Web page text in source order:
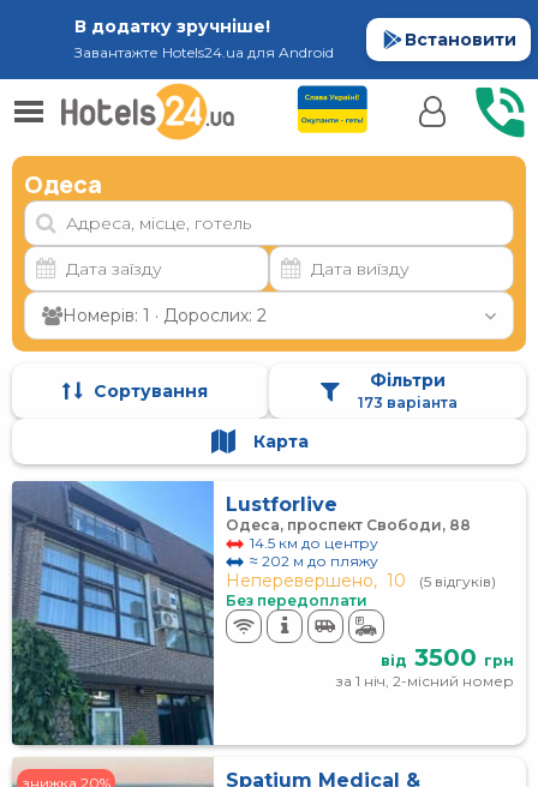
В додатку зручніше!
Завантажте Hotels24.ua для Android
Встановити
Одеса
Номерів: 1 · Дорослих: 2
Сортування Фільтри
173 варіанта
Карта
Lustforlive
Одеса, проспект Свободи, 88
14.5 км до центру
≈ 202 м до пляжу
Неперевершено, 10
(5 відгуків)
Без передоплати
від 3500 грн
за 1 ніч, 2-місний номер
знижка 20%
Spatium Medical &